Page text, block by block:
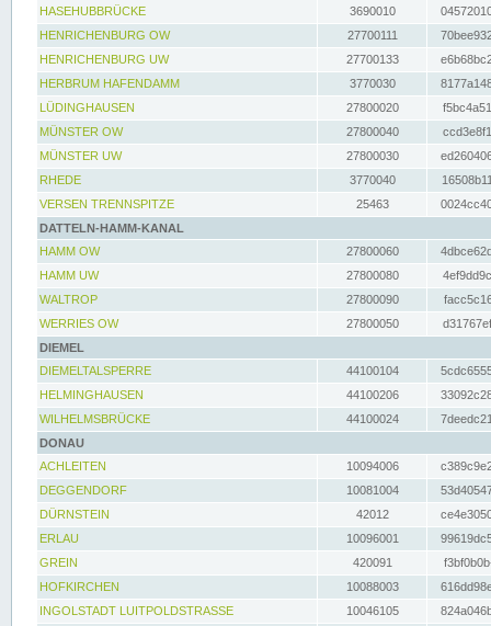
HASEHUBBRÜCKE
3690010
HENRICHENBURG OW
27700111
HENRICHENBURG UW
27700133
HERBRUM HAFENDAMM
3770030
LÜDINGHAUSEN
27800020
MÜNSTER OW
27800040
MÜNSTER UW
27800030
RHEDE
3770040
VERSEN TRENNSPITZE
25463
DATTELN-HAMM-KANAL
HAMM OW
27800060
HAMM UW
27800080
WALTROP
27800090
WERRIES OW
27800050
DIEMEL
DIEMELTALSPERRE
44100104
HELMINGHAUSEN
44100206
WILHELMSBRÜCKE
44100024
DONAU
ACHLEITEN
10094006
DEGGENDORF
10081004
DÜRNSTEIN
42012
ERLAU
10096001
GREIN
420091
HOFKIRCHEN
10088003
INGOLSTADT LUITPOLDSTRASSE
10046105